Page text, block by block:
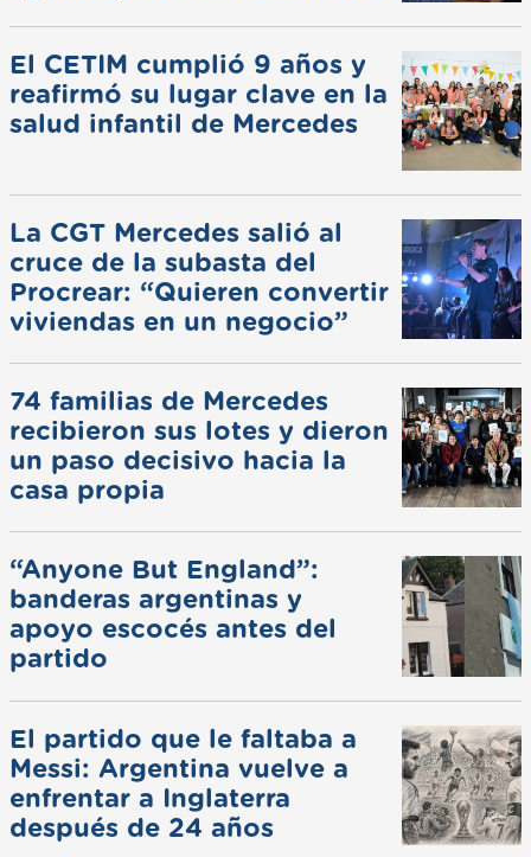
El CETIM cumplió 9 años y
reafirmó su lugar clave en la
salud infantil de Mercedes
La CGT Mercedes salió al
cruce de la subasta del
Procrear: “Quieren convertir
viviendas en un negocio”
74 familias de Mercedes
recibieron sus lotes y dieron
un paso decisivo hacia la
casa propia
“Anyone But England”:
banderas argentinas y
apoyo escocés antes del
partido
El partido que le faltaba a
Messi: Argentina vuelve a
enfrentar a Inglaterra
después de 24 años